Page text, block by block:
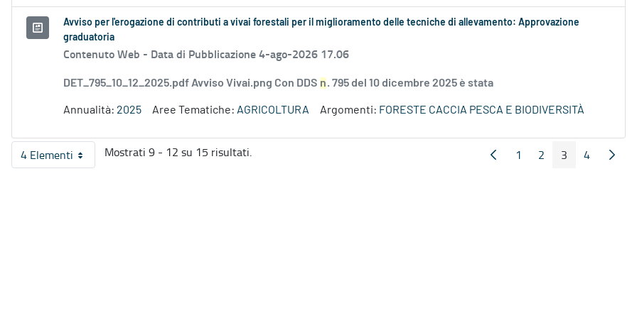
Avviso per l'erogazione di contributi a vivai forestali per il miglioramento delle tecniche di allevamento: Approvazione
graduatoria
Contenuto Web - Data di Pubblicazione 4-ago-2026 17.06
DET_795_10_12_2025.pdf Avviso Vivai.png Con DDS n. 795 del 10 dicembre 2025 è stata
Annualità: 2025 Aree Tematiche: AGRICOLTURA Argomenti: FORESTE CACCIA PESCA E BIODIVERSITÀ
4 ElementiPer pagina
Mostrati 9 - 12 su 15 risultati. Pagina Precedente
Pagina
1 Pagina
2 Pagina
3 Pagina
4